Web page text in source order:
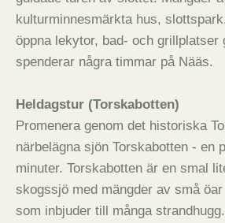
kulturminnesmärkta hus,
öppna lekytor, bad- och grillplatser
spenderar några timmar på Nääs.
Heldagstur (Torskabotten)
Promenera genom det historiska
närbelägna sjön Torskabotten - en
minuter. Torskabotten är en smal
skogssjö med mängder av små
som inbjuder till många